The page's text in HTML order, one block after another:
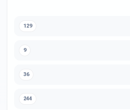
129
9
36
244